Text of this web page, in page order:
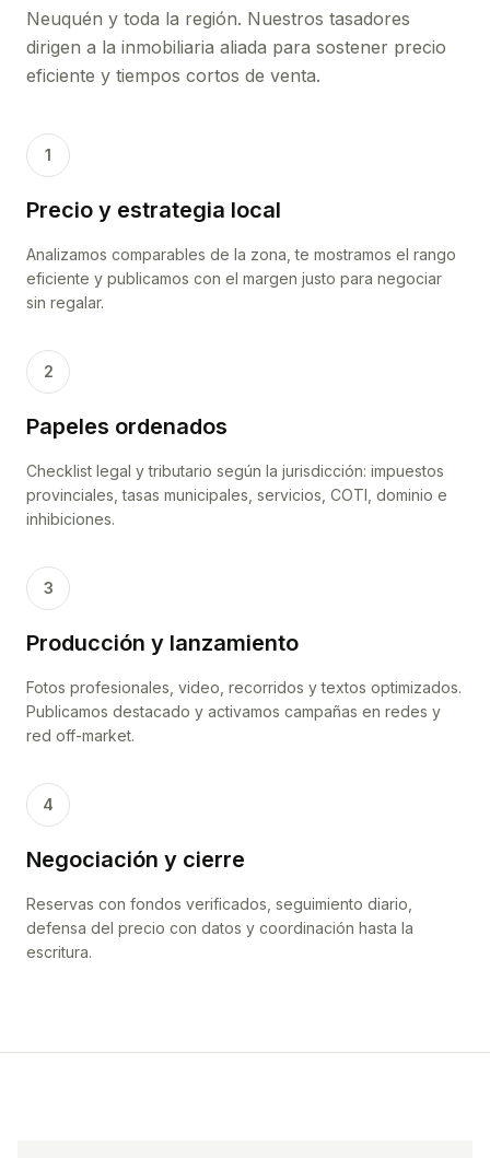
Neuquén y toda la región. Nuestros tasadores
dirigen a la inmobiliaria aliada para sostener precio
eficiente y tiempos cortos de venta.
1
Precio y estrategia local
Analizamos comparables de la zona, te mostramos el rango
eficiente y publicamos con el margen justo para negociar
sin regalar.
2
Papeles ordenados
Checklist legal y tributario según la jurisdicción: impuestos
provinciales, tasas municipales, servicios, COTI, dominio e
inhibiciones.
3
Producción y lanzamiento
Fotos profesionales, video, recorridos y textos optimizados.
Publicamos destacado y activamos campañas en redes y
red off-market.
4
Negociación y cierre
Reservas con fondos verificados, seguimiento diario,
defensa del precio con datos y coordinación hasta la
escritura.